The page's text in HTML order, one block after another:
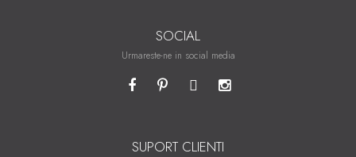
SOCIAL
Urmareste-ne in social media
SUPORT CLIENTI